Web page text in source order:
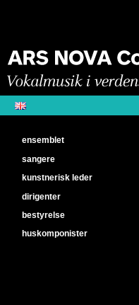
ensemblet
sangere
kunstnerisk leder
dirigenter
bestyrelse
huskomponister